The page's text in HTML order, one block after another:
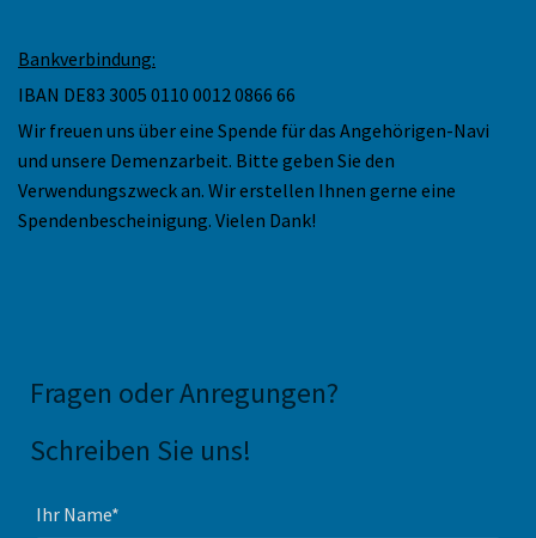
Bankverbindung:
IBAN DE83 3005 0110 0012 0866 66
Wir freuen uns über eine Spende für das Angehörigen-Navi
und unsere Demenzarbeit. Bitte geben Sie den
Verwendungszweck an. Wir erstellen Ihnen gerne eine
Spendenbescheinigung. Vielen Dank!
Fragen oder Anregungen?
Schreiben Sie uns!
Ihr Name*